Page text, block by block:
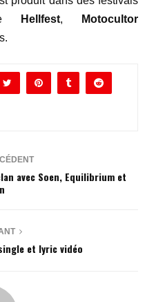
Hellfest,
Motocultor
avec Soen, Equilibrium et
et lyric vidéo